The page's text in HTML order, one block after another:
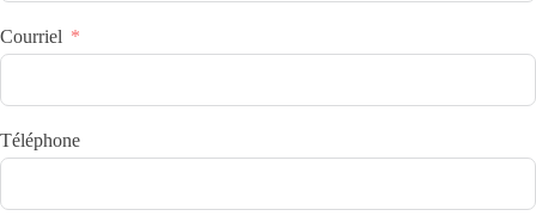
Courriel
Téléphone